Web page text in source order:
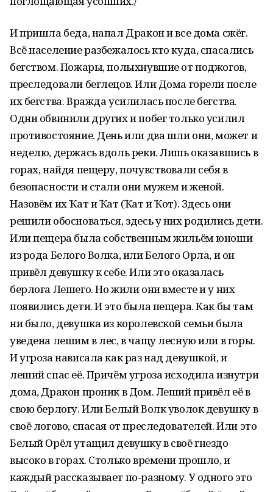
И пришла беда, напал Дракон и все дома сжёг.
Всё население разбежалось кто куда, спасались
бегством. Пожары, полыхнувшие от поджогов,
преследовали беглецов. Или Дома горели после
их бегства. Вражда усилилась после бегства.
Одни обвинили других и побег только усилил
противостояние. День или два шли они, может и
неделю, держась вдоль реки. Лишь оказавшись в
горах, найдя пещеру, почувствовали себя в
безопасности и стали они мужем и женой.
Назовём их Ҡат и Ҡат (Ҡат и Ҡот). Здесь они
решили обосноваться, здесь у них родились дети.
Или пещера была собственным жильём юноши
из рода Белого Волка, или Белого Орла, и он
привёл девушку к себе. Или это оказалась
берлога Лешего. Но жили они вместе и у них
появились дети. И это была пещера. Как бы там
ни было, девушка из королевской семьи была
уведена лешим в лес, в чащу лесную или в горы.
И угроза нависала как раз над девушкой, и
леший спас её. Причём угроза исходила изнутри
дома, Дракон проник в Дом. Леший привёл её в
свою берлогу. Или Белый Волк уволок девушку в
своё логово, спасая от преследователей. Или это
Белый Орёл утащил девушку в своё гнездо
высоко в горах. Столько времени прошло, и
каждый рассказывает по-разному. У одного это